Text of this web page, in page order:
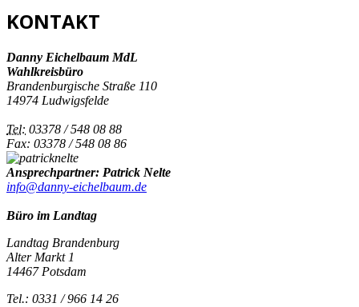
KONTAKT
Danny Eichelbaum MdL
Wahlkreisbüro
Brandenburgische Straße 110
14974 Ludwigsfelde
Tel: 03378 / 548 08 88
Fax: 03378 / 548 08 86
Ansprechpartner: Patrick Nelte
info@danny-eichelbaum.de
Büro im Landtag
Landtag Brandenburg
Alter Markt 1
14467 Potsdam
Tel.: 0331 / 966 14 26